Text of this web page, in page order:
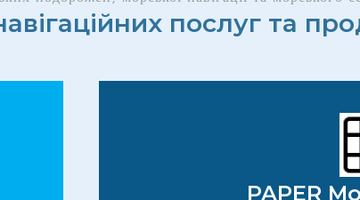
послуг та
PAPER